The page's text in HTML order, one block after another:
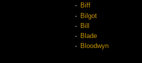
Biff
Bilgot
Bill
Blade
Bloodwyn